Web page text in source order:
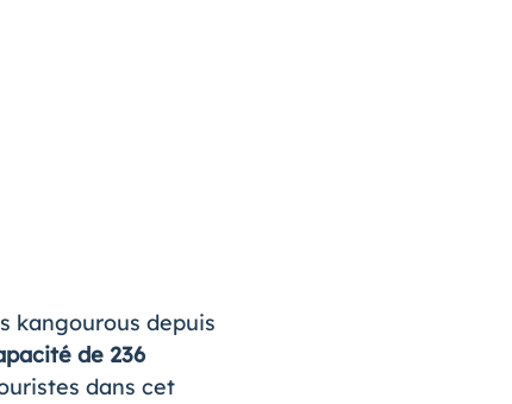
kangourous depuis
de 236
dans cet